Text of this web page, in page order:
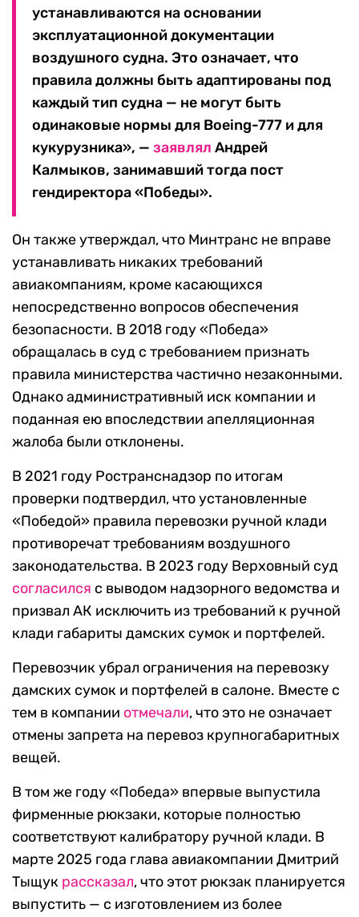
устанавливаются на основании
эксплуатационной документации
воздушного судна. Это означает, что
правила должны быть адаптированы под
каждый тип судна — не могут быть
одинаковые нормы для Boeing-777 и для
кукурузника», — заявлял Андрей
Калмыков, занимавший тогда пост
гендиректора «Победы».
Он также утверждал, что Минтранс не вправе
устанавливать никаких требований
авиакомпаниям, кроме касающихся
непосредственно вопросов обеспечения
безопасности. В 2018 году «Победа»
обращалась в суд с требованием признать
правила министерства частично незаконными.
Однако административный иск компании и
поданная ею впоследствии апелляционная
жалоба были отклонены.
В 2021 году Ространснадзор по итогам
проверки подтвердил, что установленные
«Победой» правила перевозки ручной клади
противоречат требованиям воздушного
законодательства. В 2023 году Верховный суд
согласился с выводом надзорного ведомства и
призвал АК исключить из требований к ручной
клади габариты дамских сумок и портфелей.
Перевозчик убрал ограничения на перевозку
дамских сумок и портфелей в салоне. Вместе с
тем в компании отмечали, что это не означает
отмены запрета на перевоз крупногабаритных
вещей.
В том же году «Победа» впервые выпустила
фирменные рюкзаки, которые полностью
соответствуют калибратору ручной клади. В
марте 2025 года глава авиакомпании Дмитрий
Тыщук рассказал, что этот рюкзак планируется
выпустить — с изготовлением из более